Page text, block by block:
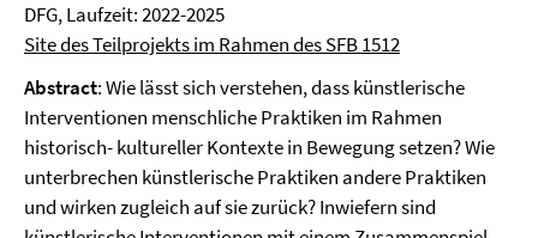
DFG, Laufzeit: 2022-2025
Site des Teilprojekts im Rahmen des SFB 1512
Abstract: Wie lässt sich verstehen, dass künstlerische
Interventionen menschliche Praktiken im Rahmen
historisch- kultureller Kontexte in Bewegung setzen? Wie
unterbrechen künstlerische Praktiken andere Praktiken
und wirken zugleich auf sie zurück? Inwiefern sind